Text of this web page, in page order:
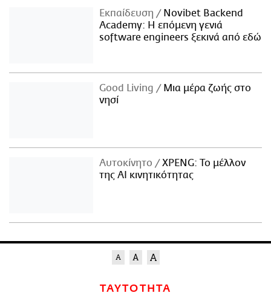
Εκπαίδευση
Novibet Backend
Academy: Η επόμενη γενιά
software engineers ξεκινά από εδώ
Good Living
Μια μέρα ζωής στο
νησί
Αυτοκίνητο
XPENG: Το μέλλον
της AI κινητικότητας
ΤΑΥΤΟΤΗΤΑ